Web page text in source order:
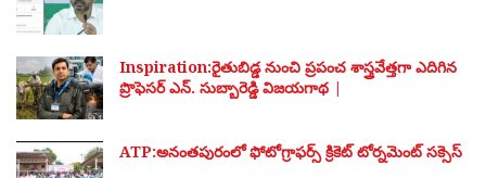
Inspiration:రైతుబిడ్డ నుంచి ప్రపంచ శాస్త్రవేత్తగా ఎదిగిన
ప్రొఫెసర్ ఎన్. సుబ్బారెడ్డి విజయగాథ |
ATP:అనంతపురంలో ఫోటోగ్రాఫర్స్ క్రికెట్ టోర్నమెంట్ సక్సెస్